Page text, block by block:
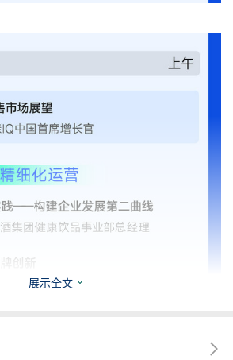
展示全文